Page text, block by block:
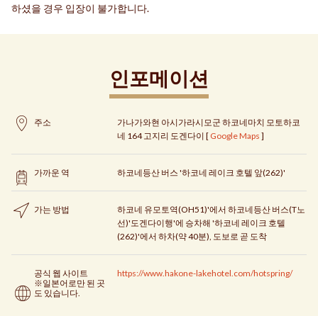
하셨을 경우 입장이 불가합니다.
인포메이션
주소
가나가와현 아시가라시모군 하코네마치 모토하코
네 164 고지리 도겐다이 [ Google Maps ]
가까운 역 하코네등산 버스 '하코네 레이크 호텔 앞(262)'
가는 방법
하코네 유모토역(OH51)'에서 하코네등산 버스(T노
선)'도겐다이행'에 승차해 '하코네 레이크 호텔
(262)'에서 하차(약 40분), 도보로 곧 도착
공식 웹 사이트
※일본어로만 된 곳
도 있습니다.
https://www.hakone-lakehotel.com/hotspring/